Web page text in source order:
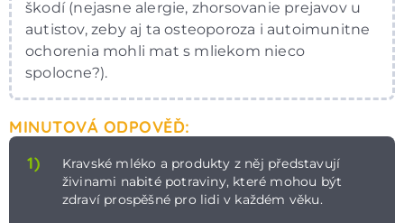
škodí (nejasne alergie, zhorsovanie prejavov u
autistov, zeby aj ta osteoporoza i autoimunitne
ochorenia mohli mat s mliekom nieco
spolocne?).
MINUTOVÁ ODPOVĚĎ:
1)
Kravské mléko a produkty z něj představují
živinami nabité potraviny, které mohou být
zdraví prospěšné pro lidi v každém věku.